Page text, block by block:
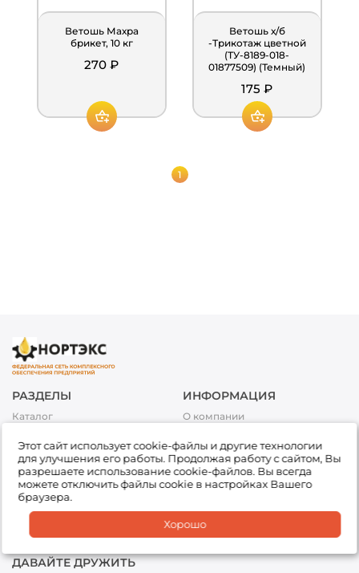
Ветошь Махра
брикет, 10 кг
270 ₽
Ветошь х/б
-Трикотаж цветной
(ТУ-8189-018-
01877509) (Темный)
175 ₽
1
РАЗДЕЛЫ
Каталог
Топливо
Сервис
Подбор товара
Доставка
Офисы
ИНФОРМАЦИЯ
О компании
Условия доставки и возврата
товара
Обработка персональных
данных
ДАВАЙТЕ ДРУЖИТЬ
Этот сайт использует cookie-файлы и другие технологии
для улучшения его работы. Продолжая работу с сайтом, Вы
разрешаете использование cookie-файлов. Вы всегда
можете отключить файлы cookie в настройках Вашего
браузера.
Хорошо